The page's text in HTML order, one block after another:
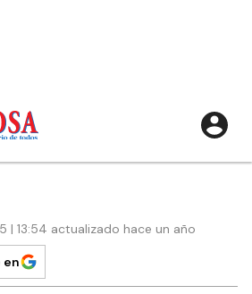
| 13:54 actualizado hace un año
en